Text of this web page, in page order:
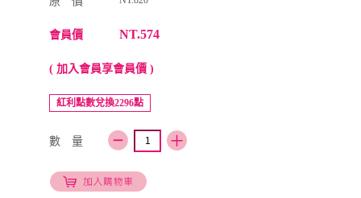
會員價 NT.574
( 加入會員享會員價 )
紅利點數兌換2296點
數 量